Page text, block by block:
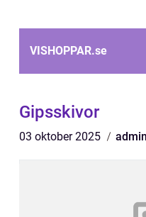
VISHOPPAR.se
Gipsskivor
03 oktober 2025 admin